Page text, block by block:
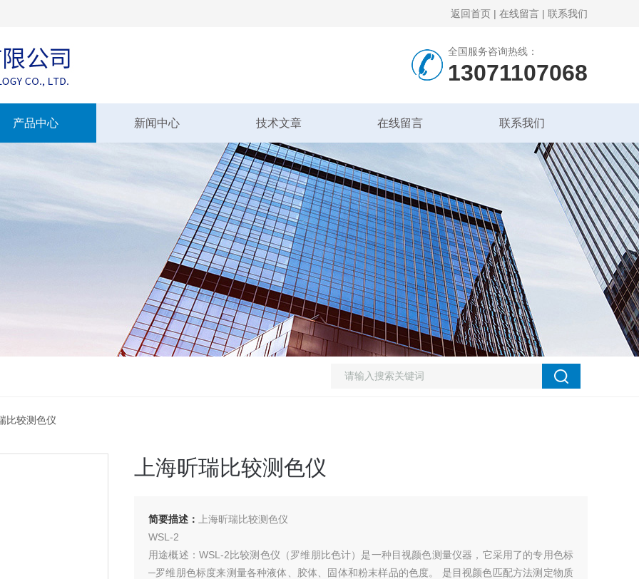
返回首页 | 在线留言 | 联系我们
全国服务咨询热线：
13071107068
产品中心 新闻中心 技术文章 在线留言 联系我们
比较测色仪
上海昕瑞比较测色仪
简要描述：
上海昕瑞比较测色仪
WSL-2
用途概述：WSL-2比较测色仪（罗维朋比色计）是一种目视颜色测量仪器，它采用了的专用色标
─罗维朋色标度来测量各种液体、胶体、固体和粉末样品的色度。 是目视颜色匹配方法测定物质